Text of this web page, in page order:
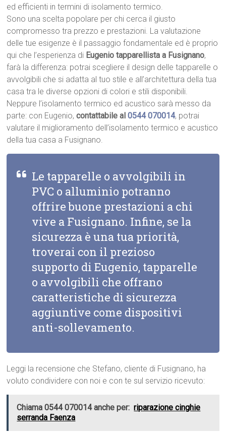
ed efficienti in termini di isolamento termico.
Sono una scelta popolare per chi cerca il giusto
compromesso tra prezzo e prestazioni. La valutazione
delle tue esigenze è il passaggio fondamentale ed è proprio
qui che l’esperienza di Eugenio tapparellista a Fusignano,
farà la differenza: potrai scegliere il design delle tapparelle o
avvolgibili che si adatta al tuo stile e all’architettura della tua
casa tra le diverse opzioni di colori e stili disponibili.
Neppure l’isolamento termico ed acustico sarà messo da
parte: con Eugenio,contattabile al0544 070014, potrai
valutare il miglioramento dell’isolamento termico e acustico
della tua casa a Fusignano.
Le tapparelle o avvolgibili in
PVC o alluminio potranno
offrire buone prestazioni a chi
vive a Fusignano. Infine, se la
sicurezza è una tua priorità,
troverai con il prezioso
supporto di Eugenio, tapparelle
o avvolgibili che offrano
caratteristiche di sicurezza
aggiuntive come dispositivi
anti-sollevamento.
Leggi la recensione che Stefano, cliente di Fusignano, ha
voluto condividere con noi e con te sul servizio ricevuto:
Chiama 0544 070014 anche per: riparazione cinghie
serranda Faenza